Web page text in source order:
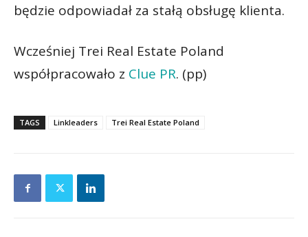
będzie odpowiadał za stałą obsługę klienta.
Wcześniej Trei Real Estate Poland
współpracowało z Clue PR. (pp)
TAGS Linkleaders Trei Real Estate Poland